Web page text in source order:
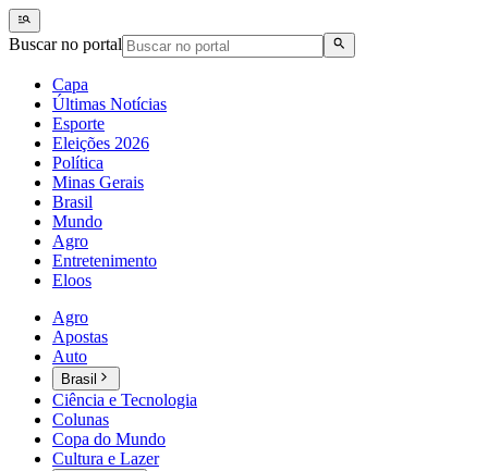
Buscar no portal
Capa
Últimas Notícias
Esporte
Eleições 2026
Política
Minas Gerais
Brasil
Mundo
Agro
Entretenimento
Eloos
Agro
Apostas
Auto
Brasil
Ciência e Tecnologia
Colunas
Copa do Mundo
Cultura e Lazer